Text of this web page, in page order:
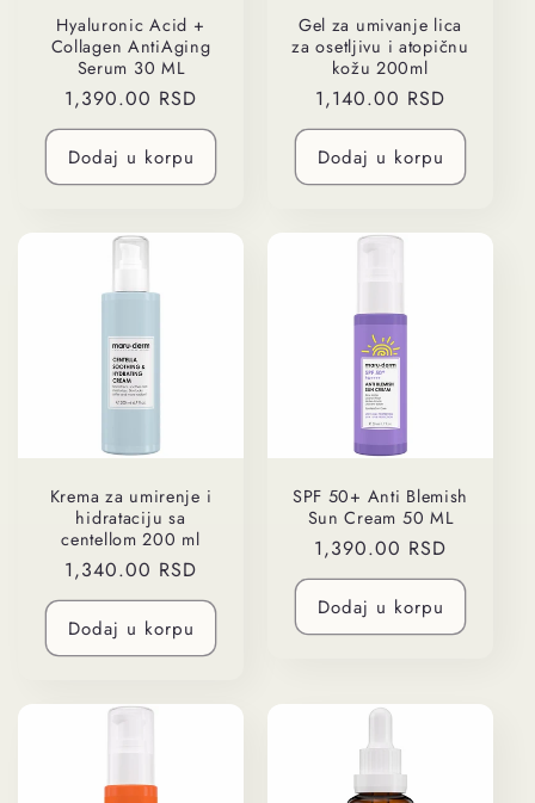
Hyaluronic Acid +
Collagen AntiAging
Serum 30 ML
Regularna
cena
1,390.00 RSD
Dodaj u korpu
Gel za umivanje lica
za osetljivu i atopičnu
kožu 200ml
Regularna
cena
1,140.00 RSD
Dodaj u korpu
Krema za umirenje i
hidrataciju sa
centellom 200 ml
Regularna
cena
1,340.00 RSD
Dodaj u korpu
SPF 50+ Anti Blemish
Sun Cream 50 ML
Regularna
cena
1,390.00 RSD
Dodaj u korpu